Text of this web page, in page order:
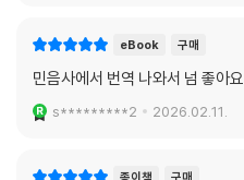
eBook 구매
민음사에서 번역 나와서 넘 좋아요
s*********2 2026.02.11.